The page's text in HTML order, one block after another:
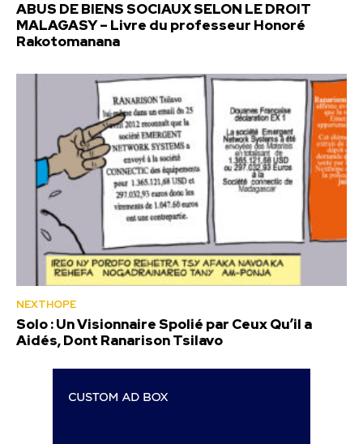
ABUS DE BIENS SOCIAUX SELON LE DROIT
MALAGASY – Livre du professeur Honoré
Rakotomanana
NEXTHOPE
Solo : Un Visionnaire Spolié par Ceux Qu’il a
Aidés, Dont Ranarison Tsilavo